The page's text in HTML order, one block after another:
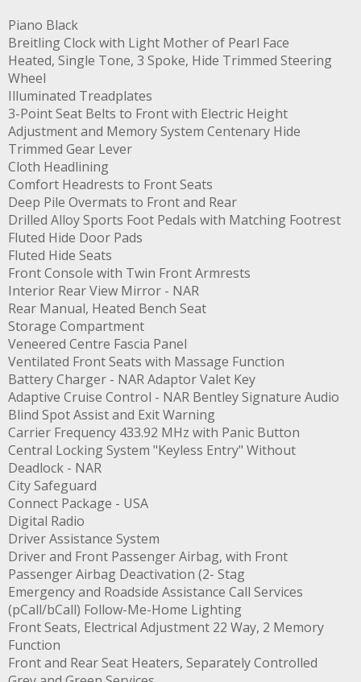
Piano Black
Breitling Clock with Light Mother of Pearl Face
Heated, Single Tone, 3 Spoke, Hide Trimmed Steering
Wheel
Illuminated Treadplates
3-Point Seat Belts to Front with Electric Height
Adjustment and Memory System Centenary Hide
Trimmed Gear Lever
Cloth Headlining
Comfort Headrests to Front Seats
Deep Pile Overmats to Front and Rear
Drilled Alloy Sports Foot Pedals with Matching Footrest
Fluted Hide Door Pads
Fluted Hide Seats
Front Console with Twin Front Armrests
Interior Rear View Mirror - NAR
Rear Manual, Heated Bench Seat
Storage Compartment
Veneered Centre Fascia Panel
Ventilated Front Seats with Massage Function
Battery Charger - NAR Adaptor Valet Key
Adaptive Cruise Control - NAR Bentley Signature Audio
Blind Spot Assist and Exit Warning
Carrier Frequency 433.92 MHz with Panic Button
Central Locking System "Keyless Entry" Without
Deadlock - NAR
City Safeguard
Connect Package - USA
Digital Radio
Driver Assistance System
Driver and Front Passenger Airbag, with Front
Passenger Airbag Deactivation (2- Stag
Emergency and Roadside Assistance Call Services
(pCall/bCall) Follow-Me-Home Lighting
Front Seats, Electrical Adjustment 22 Way, 2 Memory
Function
Front and Rear Seat Heaters, Separately Controlled